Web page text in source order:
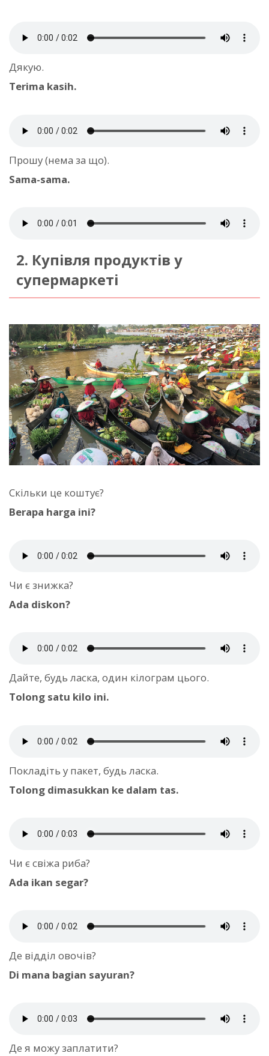
Дякую.
Terima kasih.
Прошу (нема за що).
Sama-sama.
2. Купівля продуктів у
супермаркеті
Скільки це коштує?
Berapa harga ini?
Чи є знижка?
Ada diskon?
Дайте, будь ласка, один кілограм цього.
Tolong satu kilo ini.
Покладіть у пакет, будь ласка.
Tolong dimasukkan ke dalam tas.
Чи є свіжа риба?
Ada ikan segar?
Де відділ овочів?
Di mana bagian sayuran?
Де я можу заплатити?